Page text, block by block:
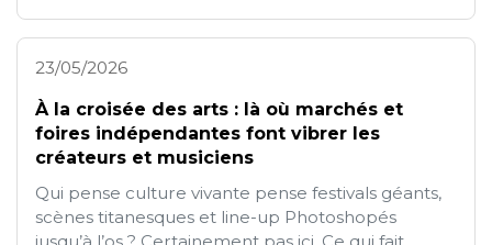
23/05/2026
À la croisée des arts : là où marchés et
foires indépendantes font vibrer les
créateurs et musiciens
Qui pense culture vivante pense festivals géants,
scènes titanesques et line-up Photoshopés